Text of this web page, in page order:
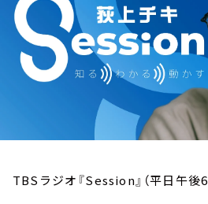
TBSラジオ『Session』（平日午後